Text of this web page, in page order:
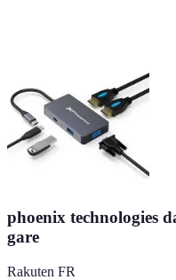
phoenix technologies
gare
Rakuten FR